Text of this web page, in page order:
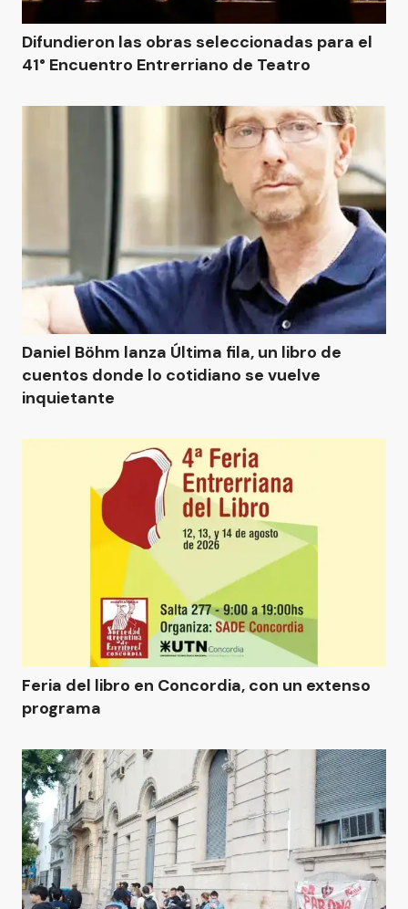
Difundieron las obras seleccionadas para el
41° Encuentro Entrerriano de Teatro
Daniel Böhm lanza Última fila, un libro de
cuentos donde lo cotidiano se vuelve
inquietante
Feria del libro en Concordia, con un extenso
programa